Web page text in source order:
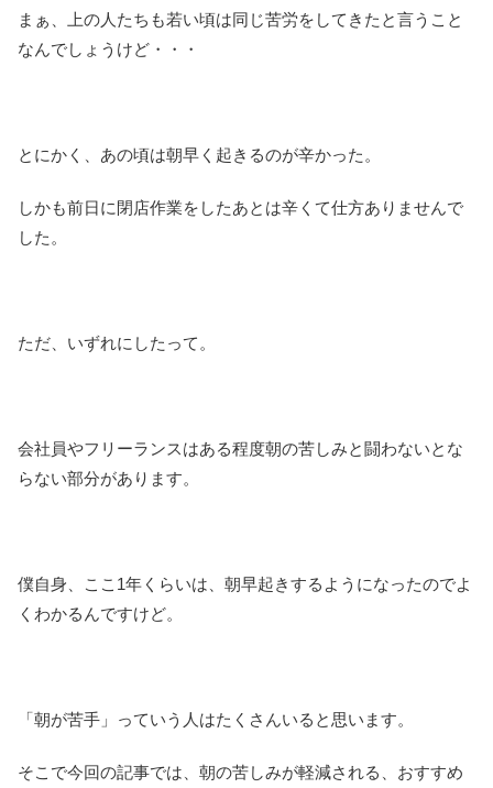
まぁ、上の人たちも若い頃は同じ苦労をしてきたと言うこと
なんでしょうけど・・・
とにかく、あの頃は朝早く起きるのが辛かった。
しかも前日に閉店作業をしたあとは辛くて仕方ありませんで
した。
ただ、いずれにしたって。
会社員やフリーランスはある程度朝の苦しみと闘わないとな
らない部分があります。
僕自身、ここ1年くらいは、朝早起きするようになったのでよ
くわかるんですけど。
「朝が苦手」っていう人はたくさんいると思います。
そこで今回の記事では、朝の苦しみが軽減される、おすすめ